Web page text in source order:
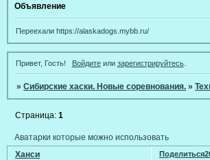
Объявление
Переехали https://alaskadogs.mybb.ru/
Привет, Гость! Войдитеили зарегистрируйтесь.
»Сибирские хаски. Новые соревнования. »
Аватарки которые можно использовать
Страница:1
Поделиться
Ханси